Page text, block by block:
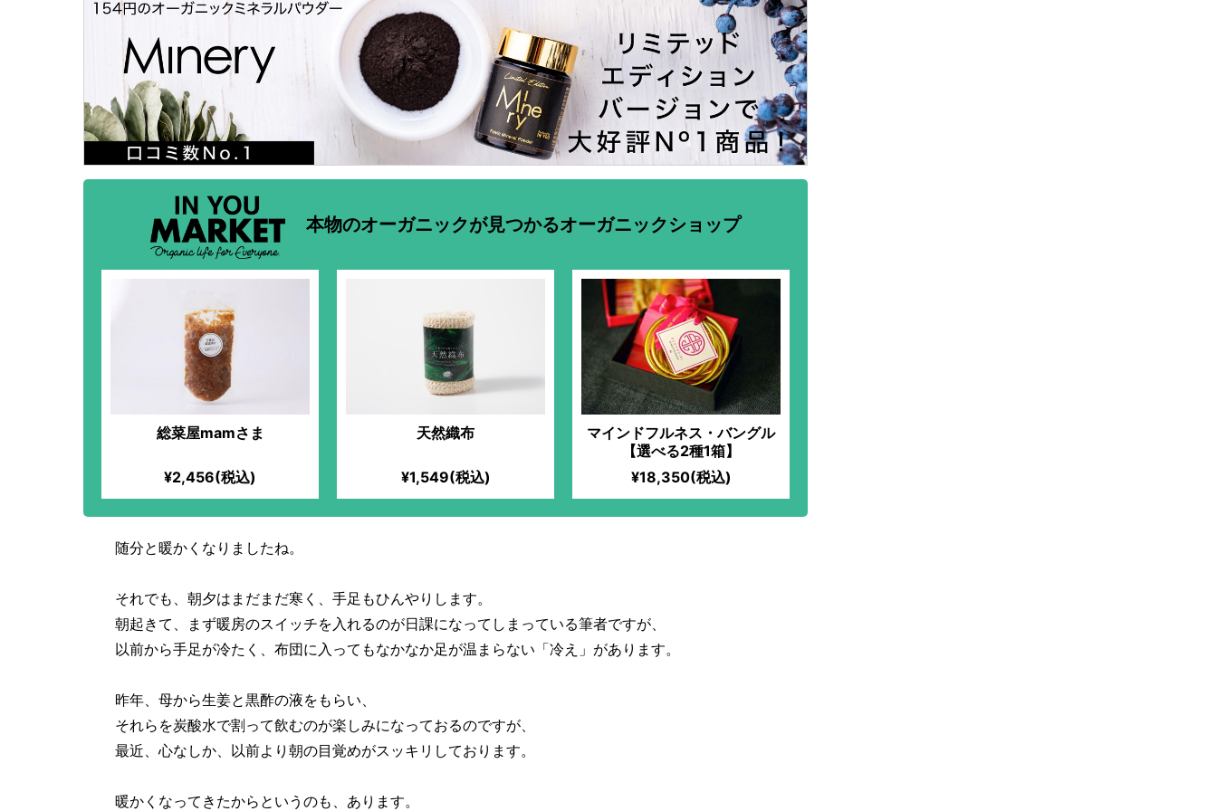
本物のオーガニックが見つかるオーガニックショップ
総菜屋mamさま
¥2,456(税込)
天然織布
¥1,549(税込)
マインドフルネス・バングル
【選べる2種1箱】
¥18,350(税込)
随分と暖かくなりましたね。
それでも、朝夕はまだまだ寒く、手足もひんやりします。
朝起きて、まず暖房のスイッチを入れるのが日課になってしまっている筆者ですが、
以前から手足が冷たく、布団に入ってもなかなか足が温まらない「冷え」があります。
昨年、母から生姜と黒酢の液をもらい、
それらを炭酸水で割って飲むのが楽しみになっておるのですが、
最近、心なしか、以前より朝の目覚めがスッキリしております。
暖かくなってきたからというのも、あります。